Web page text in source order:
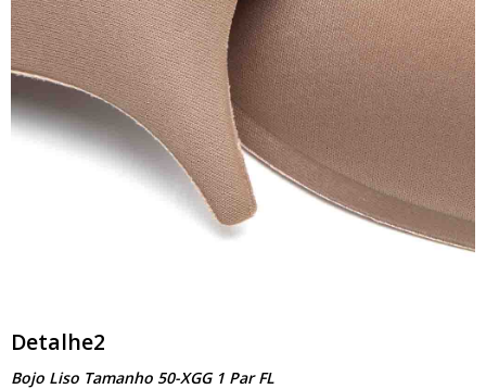
Detalhe2
Bojo Liso Tamanho 50-XGG 1 Par FL